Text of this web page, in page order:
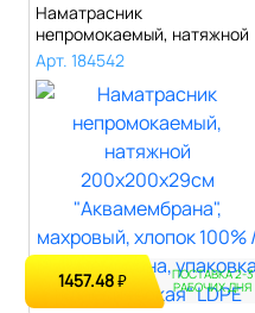
Наматрасник
непромокаемый, натяжной
200х200х29см "Аквам..
Арт. 184542
1457.48₽ ПОСТАВКА 2-3
РАБОЧИХ ДНЯ